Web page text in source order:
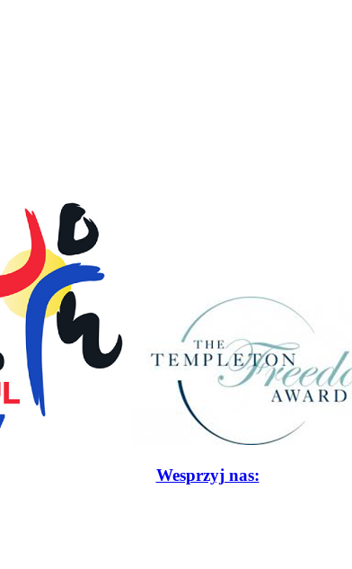
Wesprzyj nas: